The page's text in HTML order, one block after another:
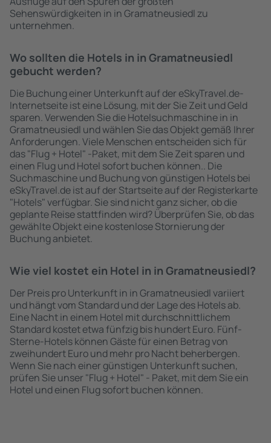
Sehenswürdigkeiten in in Gramatneusiedl zu
unternehmen.
Wo sollten die Hotels in in Gramatneusiedl
gebucht werden?
Die Buchung einer Unterkunft auf der eSkyTravel.de-
Internetseite ist eine Lösung, mit der Sie Zeit und Geld
sparen. Verwenden Sie die Hotelsuchmaschine in in
Gramatneusiedl und wählen Sie das Objekt gemäß Ihrer
Anforderungen. Viele Menschen entscheiden sich für
das "Flug + Hotel" -Paket, mit dem Sie Zeit sparen und
einen Flug und Hotel sofort buchen können.. Die
Suchmaschine und Buchung von günstigen Hotels bei
eSkyTravel.de ist auf der Startseite auf der Registerkarte
"Hotels" verfügbar. Sie sind nicht ganz sicher, ob die
geplante Reise stattfinden wird? Überprüfen Sie, ob das
gewählte Objekt eine kostenlose Stornierung der
Buchung anbietet.
Wie viel kostet ein Hotel in in Gramatneusiedl?
Der Preis pro Unterkunft in in Gramatneusiedl variiert
und hängt vom Standard und der Lage des Hotels ab.
Eine Nacht in einem Hotel mit durchschnittlichem
Standard kostet etwa fünfzig bis hundert Euro. Fünf-
Sterne-Hotels können Gäste für einen Betrag von
zweihundert Euro und mehr pro Nacht beherbergen.
Wenn Sie nach einer günstigen Unterkunft suchen,
prüfen Sie unser "Flug + Hotel" - Paket, mit dem Sie ein
Hotel und einen Flug sofort buchen können.